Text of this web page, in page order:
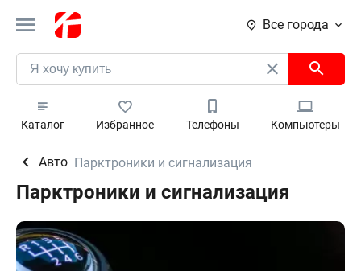
Все города
Каталог Избранное Телефоны Компьютеры
Авто Парктроники и сигнализация
Парктроники и сигнализация